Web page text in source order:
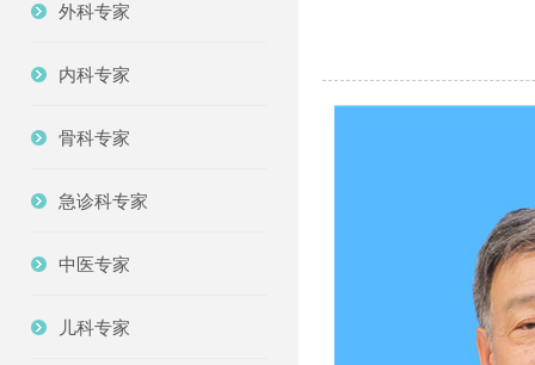
外科专家
内科专家
骨科专家
急诊科专家
中医专家
儿科专家